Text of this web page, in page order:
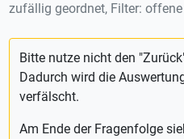
zufällig geordnet, Filter: offene
Bitte nutze nicht den
Dadurch wird die
verfälscht.
Am Ende der Fragenfolge